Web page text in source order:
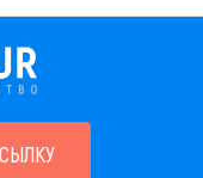
и
все о лучшем и
Казахского